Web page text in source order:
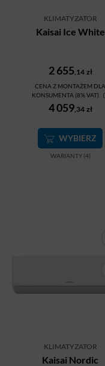
KLIMATYZATOR
Kaisai Ice White
2 655,14 zł
CENA Z MONTAŻEM DLA
KONSUMENTA (8% VAT)
4 059,34 zł
WYBIERZ
WARIANTY (4)
KLIMATYZATOR
Kaisai Nordic